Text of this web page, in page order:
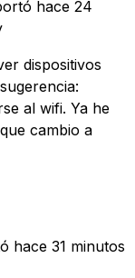
hace 24
dispositivos
al wifi. Ya he
cambio a
hace 31 minutos